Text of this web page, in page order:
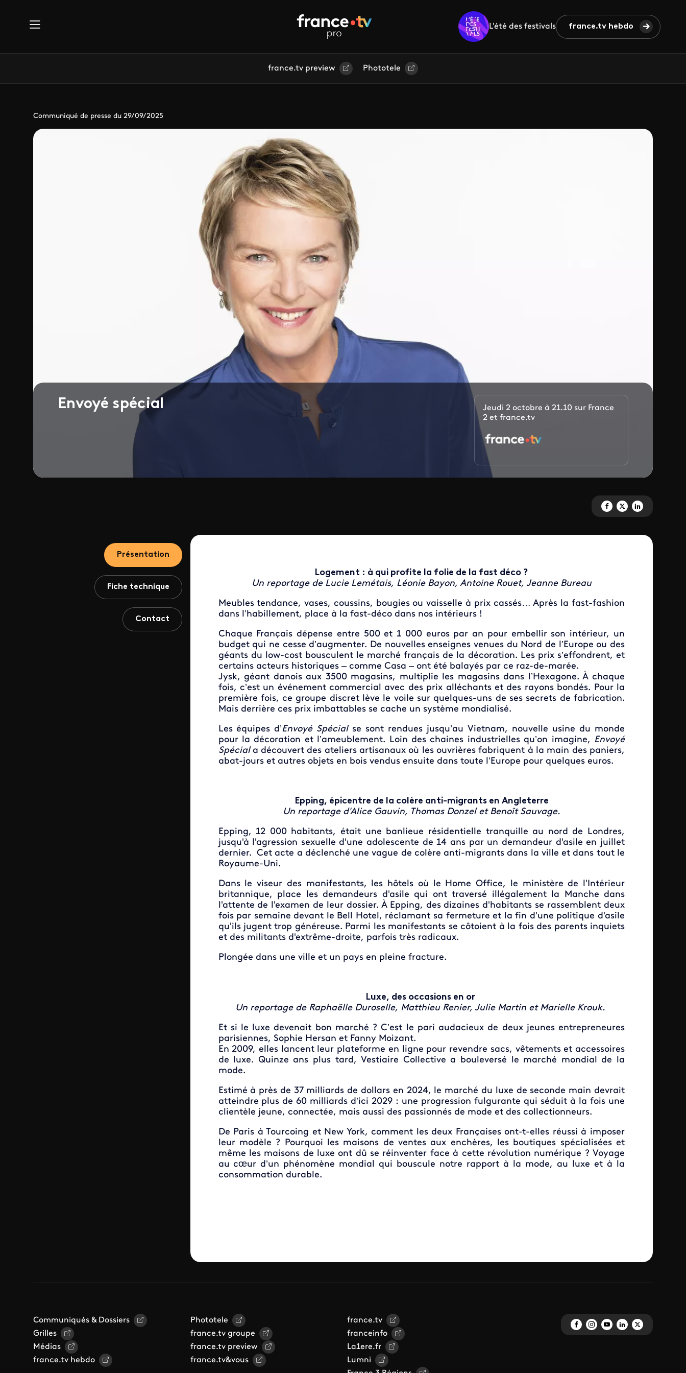
L'été des festivals france.tv hebdo
france.tv preview Phototele
Communiqué de presse du 29/09/2025
Envoyé spécial
Jeudi 2 octobre à 21.10 sur France
2 et france.tv
Partagez 'Envoyé spécial' sur
Partagez 'Envoyé spécial'
Partagez 'Envoyé
Présentation
Fiche technique
Contact
Logement : à qui profite la folie de la fast déco ?
Un reportage de Lucie Lemétais, Léonie Bayon, Antoine Rouet, Jeanne Bureau
Meubles tendance, vases, coussins, bougies ou vaisselle à prix cassés… Après la fast-fashion
dans l’habillement, place à la fast-déco dans nos intérieurs !
Chaque Français dépense entre 500 et 1 000 euros par an pour embellir son intérieur, un
budget qui ne cesse d’augmenter. De nouvelles enseignes venues du Nord de l’Europe ou des
géants du low-cost bousculent le marché français de la décoration. Les prix s’effondrent, et
certains acteurs historiques – comme Casa – ont été balayés par ce raz-de-marée.
Jysk, géant danois aux 3500 magasins, multiplie les magasins dans l’Hexagone.Àchaque
fois, c’est un événement commercial avec des prix alléchants et des rayons bondés. Pour la
première fois, ce groupe discret lève le voile sur quelques-uns de ses secrets de fabrication.
Mais derrière ces prix imbattables se cache un système mondialisé.
Les équipes d’Envoyé Spécialse sont rendues jusqu’au Vietnam, nouvelle usine du monde
pour la décoration et l’ameublement. Loin des chaines industrielles qu’on imagine, Envoyé
Spéciala découvert des ateliers artisanaux où les ouvrières fabriquent à la main des paniers,
abat-jours et autres objets en bois vendus ensuite dans toute l’Europe pour quelques euros.
Epping, épicentre de la colère anti-migrants en Angleterre
Un reportage d'Alice Gauvin, Thomas Donzel et Benoît Sauvage.
Epping, 12 000 habitants, était une banlieue résidentielle tranquille au nord de Londres,
jusqu'à l'agression sexuelle d'une adolescente de 14 ans par un demandeur d'asile en juillet
dernier. Cet acte a déclenché une vague de colère anti-migrants dans la ville et dans tout le
Royaume-Uni.
Dans le viseur des manifestants, les hôtels où le Home Office, le ministère de l'Intérieur
britannique, place les demandeurs d'asile qui ont traversé illégalement la Manche dans
l'attente de l'examen de leur dossier. À Epping, des dizaines d'habitants se rassemblent deux
fois par semaine devant le Bell Hotel, réclamant sa fermeture et la fin d'une politique d'asile
qu'ils jugent trop généreuse. Parmi les manifestants se côtoient à la fois des parents inquiets
et des militants d'extrême-droite, parfois très radicaux.
Plongée dans une ville et un pays en pleine fracture.
Luxe, des occasions en or
Un reportage de Raphaëlle Duroselle, Matthieu Renier, Julie Martin et Marielle Krouk.
Et si le luxe devenait bon marché ? C’est le pari audacieux de deux jeunes entrepreneures
parisiennes, Sophie Hersan et Fanny Moizant.
En 2009, elles lancent leur plateforme en ligne pour revendre sacs, vêtements et accessoires
de luxe. Quinze ans plus tard, Vestiaire Collective a bouleversé le marché mondial de la
mode.
Estimé à près de 37 milliards de dollars en 2024, le marché du luxe de seconde main devrait
atteindre plus de 60 milliards d’ici 2029 : une progression fulgurante qui séduit à la fois une
clientèle jeune, connectée, mais aussi des passionnés de mode et des collectionneurs.
De Paris à Tourcoing et New York, comment les deux Françaises ont-t-elles réussi à imposer
leur modèle ? Pourquoi les maisons de ventes aux enchères, les boutiques spécialisées et
même les maisons de luxe ont dû se réinventer face à cette révolution numérique ? Voyage
au cœur d’un phénomène mondial qui bouscule notre rapport à la mode, au luxe et à la
consommation durable.
Communiqués & Dossiers
Grilles
Médias
france.tv hebdo
Phototele
france.tv groupe
france.tv preview
france.tv&vous
france.tv
franceinfo
La1ere.fr
Lumni